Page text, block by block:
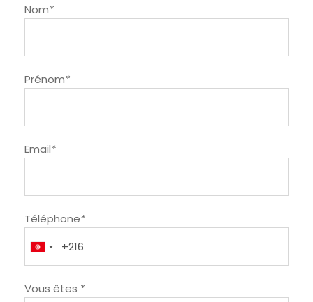
Nom*
Prénom*
Email*
Téléphone*
Vous êtes *